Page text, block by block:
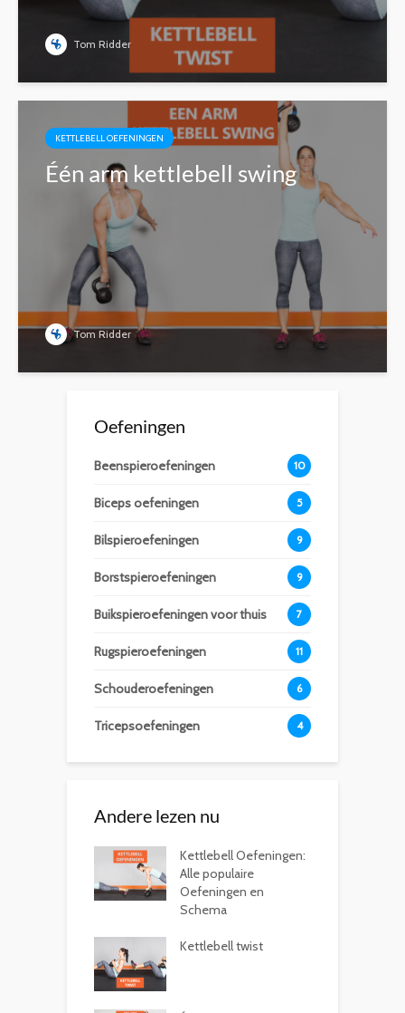
Tom Ridder
KETTLEBELL OEFENINGEN
Één arm kettlebell swing
Tom Ridder
Oefeningen
Beenspieroefeningen 10
Biceps oefeningen 5
Bilspieroefeningen 9
Borstspieroefeningen 9
Buikspieroefeningen voor thuis 7
Rugspieroefeningen 11
Schouderoefeningen 6
Tricepsoefeningen 4
Andere lezen nu
Kettlebell Oefeningen:
Alle populaire
Oefeningen en
Schema
Kettlebell twist